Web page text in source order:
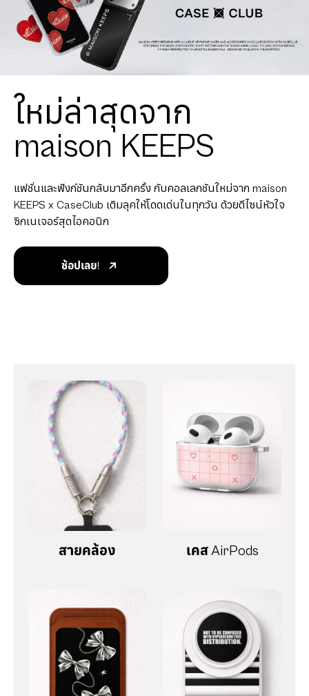
ใหม่ล่าสุดจาก
maison KEEPS
แฟชั่นและฟังก์ชันกลับมาอีกครั้ง กับคอลเลกชันใหม่จาก maison
KEEPS x CaseClub เติมลุคให้โดดเด่นในทุกวัน ด้วยดีไซน์หัวใจ
ซิกเนเจอร์สุดไอคอนิก
ช้อปเลย!
สายคล้อง เคส AirPods